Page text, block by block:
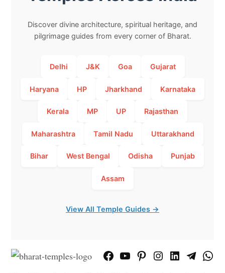
Discover divine architecture, spiritual heritage, and
pilgrimage guides from every corner of Bharat.
Delhi J&K Goa Gujarat
Haryana HP Jharkhand Karnataka
Kerala MP UP Rajasthan
Maharashtra Tamil Nadu Uttarakhand
Bihar West Bengal Odisha Punjab
Assam
View All Temple Guides →
FacebookYouTubePinterestInstagram
LinkedInTelegram